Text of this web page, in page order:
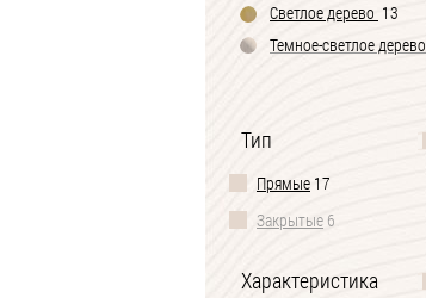
Светлое дерево 13
Темное-cветлое дерево
Тип
Прямые 17
Закрытые 6
Характеристика